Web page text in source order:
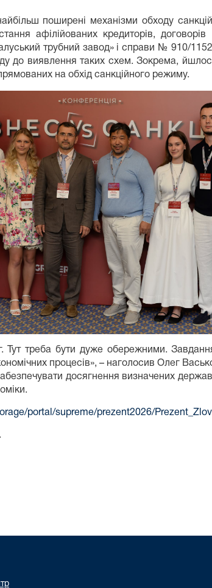
поширені механізми обходу
афілійованих кредиторів,
трубний завод» і справи № 910/
до виявлення таких схем. Зокрема,
на обхід санкційного режиму.
треба бути дуже обережними.
процесів», – наголосив Олег
досягнення визначених
portal/supreme/prezent2026/